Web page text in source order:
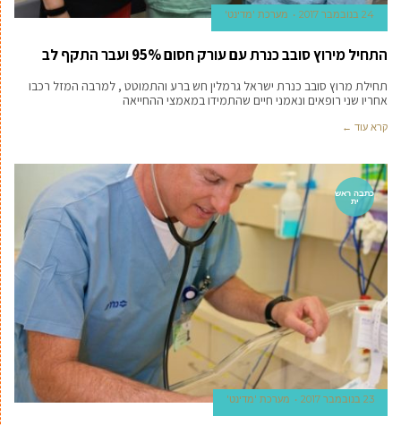
24 בנובמבר 2017 מערכת 'מדינט'
התחיל מירוץ סובב כנרת עם עורק חסום 95% ועבר התקף לב
תחילת מרוץ סובב כנרת ישראל גרמלין חש ברע והתמוטט , למרבה המזל רכבו
אחריו שני רופאים ונאמני חיים שהתמידו במאמצי ההחייאה
קרא עוד ←
כתבה ראש
ית
23 בנובמבר 2017 מערכת 'מדינט'